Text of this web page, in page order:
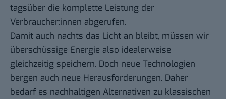
tagsüber die komplette Leistung der
Verbraucher:innen abgerufen.
Damit auch nachts das Licht an bleibt, müssen wir
überschüssige Energie also idealerweise
gleichzeitig speichern. Doch neue Technologien
bergen auch neue Herausforderungen. Daher
bedarf es nachhaltigen Alternativen zu klassischen